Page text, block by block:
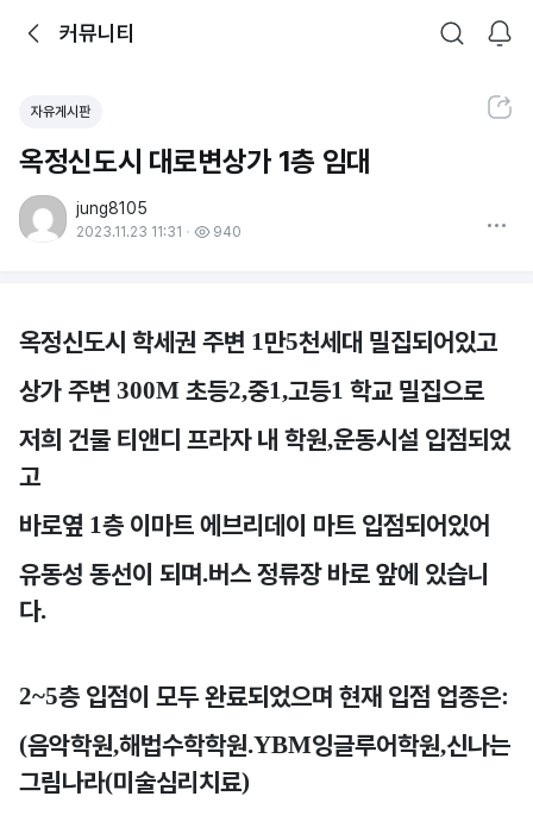
뒤로가기커뮤니티
커뮤니티
검색
알림
공유하기
자유게시판
옥정신도시 대로변상가 1층 임대
jung8105
2023.11.23 11:31 940
옥정신도시 학세권 주변 1만5천세대 밀집되어있고
상가 주변 300M 초등2,중1,고등1 학교 밀집으로
저희 건물 티앤디 프라자 내 학원,운동시설 입점되었
고
바로옆 1층 이마트 에브리데이 마트 입점되어있어
유동성 동선이 되며 .버스 정류장 바로 앞에 있습니
다.
2~5층 입점이 모두 완료되었으며 현재 입점 업종은:
(음악학원,해법수학학원.YBM잉글루어학원,신나는
그림나라(미술심리치료)